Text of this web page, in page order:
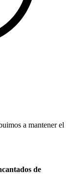
a mantener el
de